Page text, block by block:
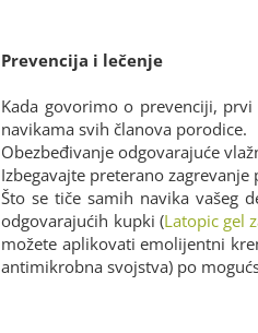
Prevencija i lečenje
Kada govorimo o prevenciji,
navikama svih članova porodice.
Obezbeđivanje odgovarajuće
Izbegavajte preterano
Što se tiče samih navika vašeg
odgovarajućih kupki (Latopic gel
možete aplikovati emolijentni
antimikrobna svojstva) po